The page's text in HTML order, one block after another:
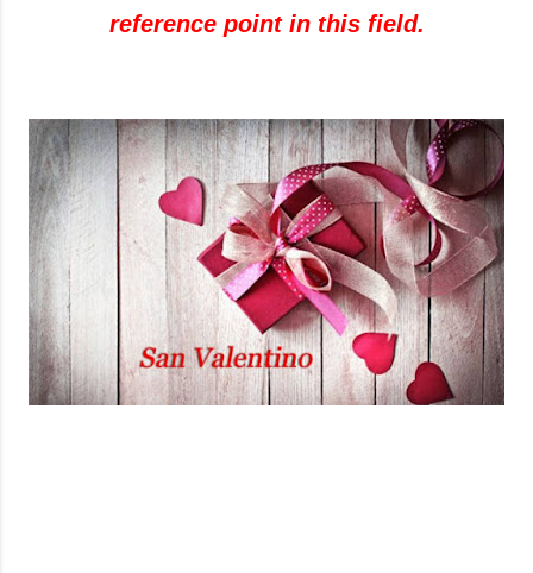
reference point in this field.